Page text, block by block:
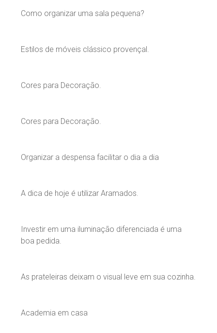
Como organizar uma sala pequena?
Estilos de móveis clássico provençal.
Cores para Decoração.
Cores para Decoração.
Organizar a despensa facilitar o dia a dia
A dica de hoje é utilizar Aramados.
Investir em uma iluminação diferenciada é uma
boa pedida.
As prateleiras deixam o visual leve em sua cozinha.
Academia em casa